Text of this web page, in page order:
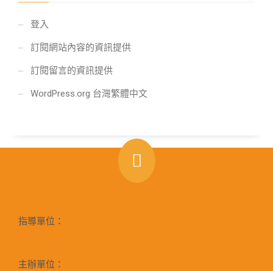
登入
訂閱網站內容的資訊提供
訂閱留言的資訊提供
WordPress.org 台灣繁體中文
指導單位：
主辦單位：